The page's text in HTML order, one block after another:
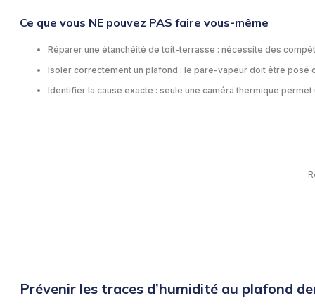
Ce que vous NE pouvez PAS faire vous-même
Réparer une étanchéité de toit-terrasse : nécessite des
Isoler correctement un plafond : le pare-vapeur doit être posé
Identifier la cause exacte : seule une caméra thermique
Prévenir les traces d’humidité au plafond